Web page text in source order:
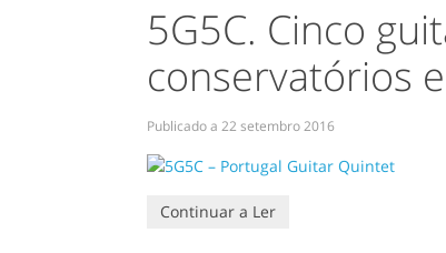
5G5C. Cinco
conservatórios
Publicado a 22 setembro 2016
Continuar a Ler